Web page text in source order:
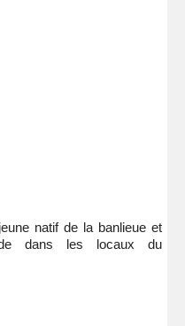
natif de la banlieue et
dans les locaux du